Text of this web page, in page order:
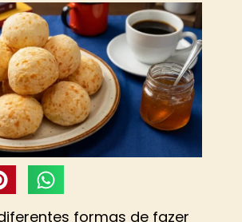
formas de fazer